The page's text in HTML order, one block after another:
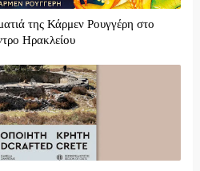
της Κάρμεν Ρουγγέρη στο
Ηρακλείου